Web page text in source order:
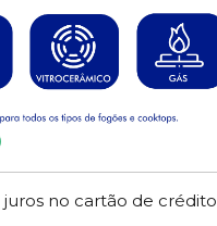
juros no cartão de crédito